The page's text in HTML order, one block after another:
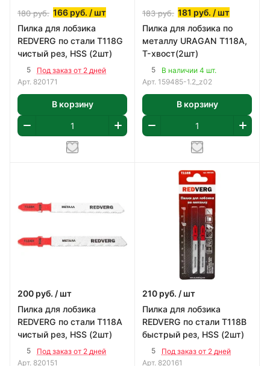
180руб. 166 руб. / шт
Пилка для лобзика
REDVERG по стали T118G
чистый рез, HSS (2шт)
5
Под заказ от 2 дней
Арт. 820171
В корзину
183руб. 181 руб. / шт
Пилка для лобзика по
металлу URAGAN T118A,
T-хвост(2шт)
5
В наличии 4 шт.
Арт. 159485-1.2_z02
В корзину
200 руб. / шт
Пилка для лобзика
REDVERG по стали T118A
чистый рез, HSS (2шт)
5
Под заказ от 2 дней
Арт. 820151
210 руб. / шт
Пилка для лобзика
REDVERG по стали T118B
быстрый рез, HSS (2шт)
5
Под заказ от 2 дней
Арт. 820161